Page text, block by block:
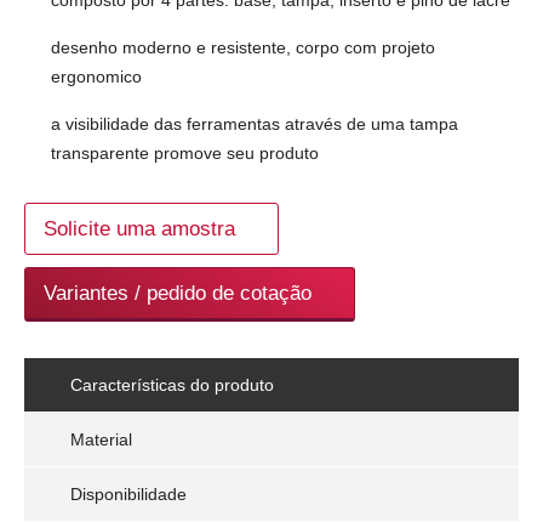
desenho moderno e resistente, corpo com projeto
ergonomico
a visibilidade das ferramentas através de uma tampa
transparente promove seu produto
Solicite uma amostra
Variantes / pedido de cotação
Características do produto
Material
Disponibilidade